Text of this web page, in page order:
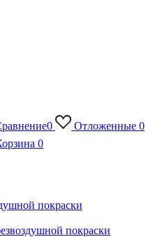
0 Отложенные 0
0
покраски
покраски